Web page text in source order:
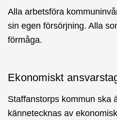
Alla arbetsföra
sin egen försörjning. Alla
förmåga.
Ekonomiskt
Staffanstorps kommun ska
kännetecknas av